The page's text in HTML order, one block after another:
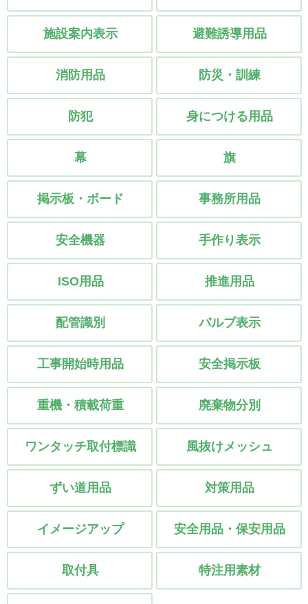
施設案内表示 避難誘導用品
消防用品 防災・訓練
防犯 身につける用品
幕 旗
掲示板・ボード 事務所用品
安全機器 手作り表示
ISO用品 推進用品
配管識別 バルブ表示
工事開始時用品 安全掲示板
重機・積載荷重 廃棄物分別
ワンタッチ取付標識 風抜けメッシュ
ずい道用品 対策用品
イメージアップ 安全用品・保安用品
取付具 特注用素材